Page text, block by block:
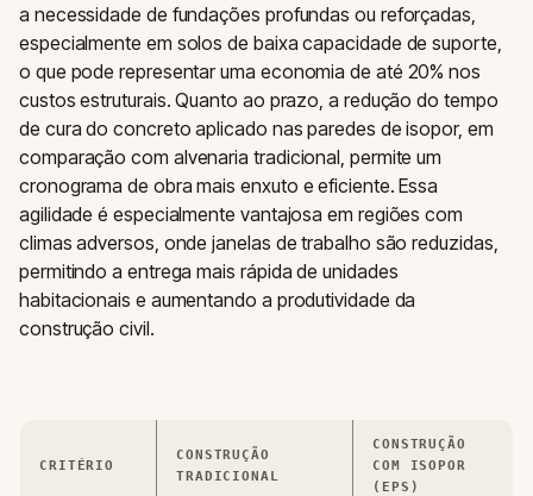
a necessidade de fundações profundas ou reforçadas,
especialmente em solos de baixa capacidade de suporte,
o que pode representar uma economia de até 20% nos
custos estruturais. Quanto ao prazo, a redução do tempo
de cura do concreto aplicado nas paredes de isopor, em
comparação com alvenaria tradicional, permite um
cronograma de obra mais enxuto e eficiente. Essa
agilidade é especialmente vantajosa em regiões com
climas adversos, onde janelas de trabalho são reduzidas,
permitindo a entrega mais rápida de unidades
habitacionais e aumentando a produtividade da
construção civil.
CRITÉRIO
CONSTRUÇÃO
TRADICIONAL
CONSTRUÇÃO
COM ISOPOR
(EPS)